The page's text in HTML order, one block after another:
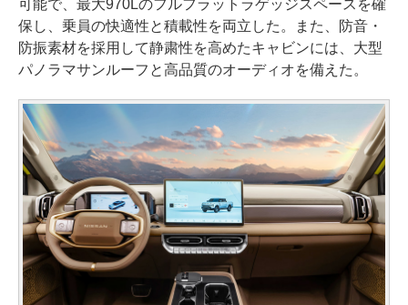
可能で、最大970Lのフルフラットラゲッジスペースを確
保し、乗員の快適性と積載性を両立した。また、防音・
防振素材を採用して静粛性を高めたキャビンには、大型
パノラマサンルーフと高品質のオーディオを備えた。